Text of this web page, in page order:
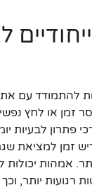
להתמודד עם
זמן או לחץ נפשי.
פתרון לבעיות
זמן למציאת
אמהות יכולות
רגועות יותר,